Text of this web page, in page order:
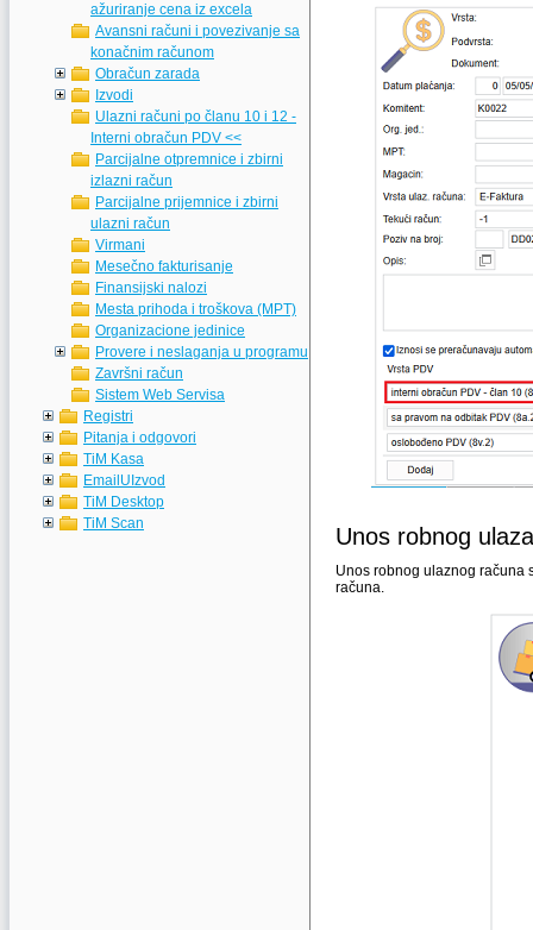
ažuriranje cena iz excela
Avansni računi i povezivanje sa
konačnim računom
Obračun zarada
Izvodi
Ulazni računi po članu 10 i 12 -
Interni obračun PDV <<
Parcijalne otpremnice i zbirni
izlazni račun
Parcijalne prijemnice i zbirni
ulazni račun
Virmani
Mesečno fakturisanje
Finansijski nalozi
Mesta prihoda i troškova (MPT)
Organizacione jedinice
Provere i neslaganja u programu
Završni račun
Sistem Web Servisa
Registri
Pitanja i odgovori
TiM Kasa
EmailUIzvod
TiM Desktop
TiM Scan
Unos robnog
Unos robnog ulaznog računa
računa.